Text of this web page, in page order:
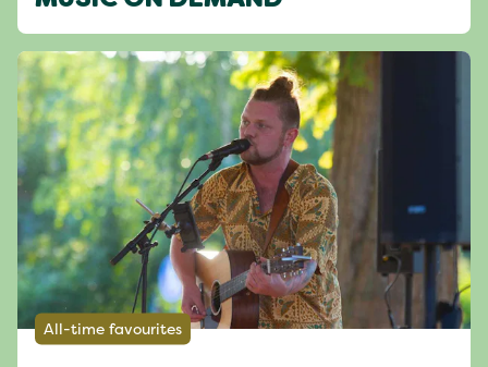
All-time favourites